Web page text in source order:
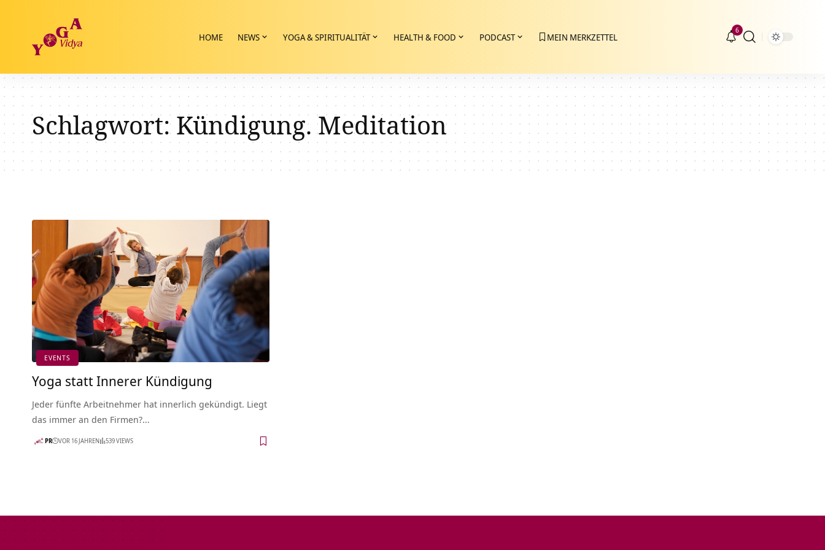
HOME NEWS YOGA & SPIRITUALITÄT HEALTH & FOOD PODCAST MEIN MERKZETTEL
6
Schlagwort:Kündigung. Meditation
EVENTS
Yoga statt Innerer Kündigung
Jeder fünfte Arbeitnehmer hat innerlich gekündigt. Liegt
das immer an den Firmen?…
PR VOR 16 JAHREN 539 VIEWS